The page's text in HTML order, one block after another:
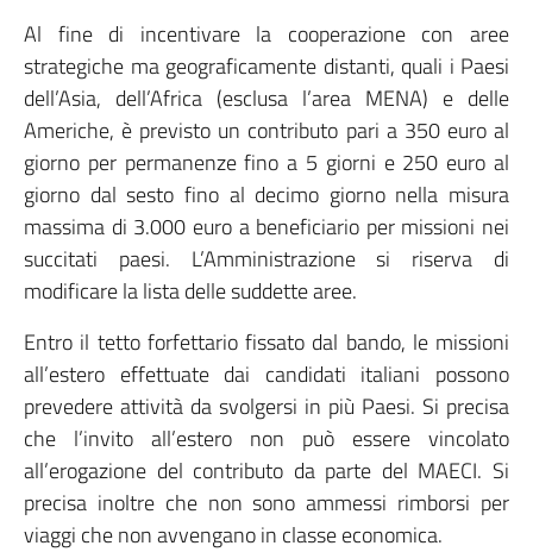
Al fine di incentivare la cooperazione con aree
strategiche ma geograficamente distanti, quali i Paesi
dell’Asia, dell’Africa (esclusa l’area MENA) e delle
Americhe, è previsto un contributo pari a 350 euro al
giorno per permanenze fino a 5 giorni e 250 euro al
giorno dal sesto fino al decimo giorno nella misura
massima di 3.000 euro a beneficiario per missioni nei
succitati paesi. L’Amministrazione si riserva di
modificare la lista delle suddette aree.
Entro il tetto forfettario fissato dal bando, le missioni
all’estero effettuate dai candidati italiani possono
prevedere attività da svolgersi in più Paesi. Si precisa
che l’invito all’estero non può essere vincolato
all’erogazione del contributo da parte del MAECI. Si
precisa inoltre che non sono ammessi rimborsi per
viaggi che non avvengano in classe economica.